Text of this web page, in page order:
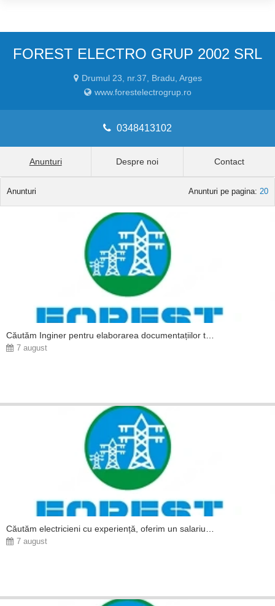
FOREST ELECTRO GRUP 2002 SRL
Drumul 23, nr.37, Bradu, Arges
www.forestelectrogrup.ro
0348413102
Anunturi Despre noi Contact
Anunturi Anunturi pe pagina: 20
Căutăm Inginer pentru elaborarea documentațiilor tehnice in executia lucrarilor electrice
7 august
Căutăm electricieni cu experiență, oferim un salariu corect, bonusuri și beneficii!
7 august